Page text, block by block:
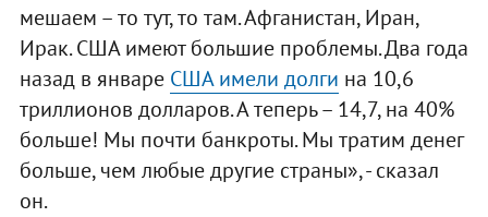
мешаем – то тут, то там. Афганистан, Иран,
Ирак. США имеют большие проблемы. Два года
назад в январе США имели долги на 10,6
триллионов долларов. А теперь – 14,7, на 40%
больше! Мы почти банкроты. Мы тратим денег
больше, чем любые другие страны», - сказал
он.